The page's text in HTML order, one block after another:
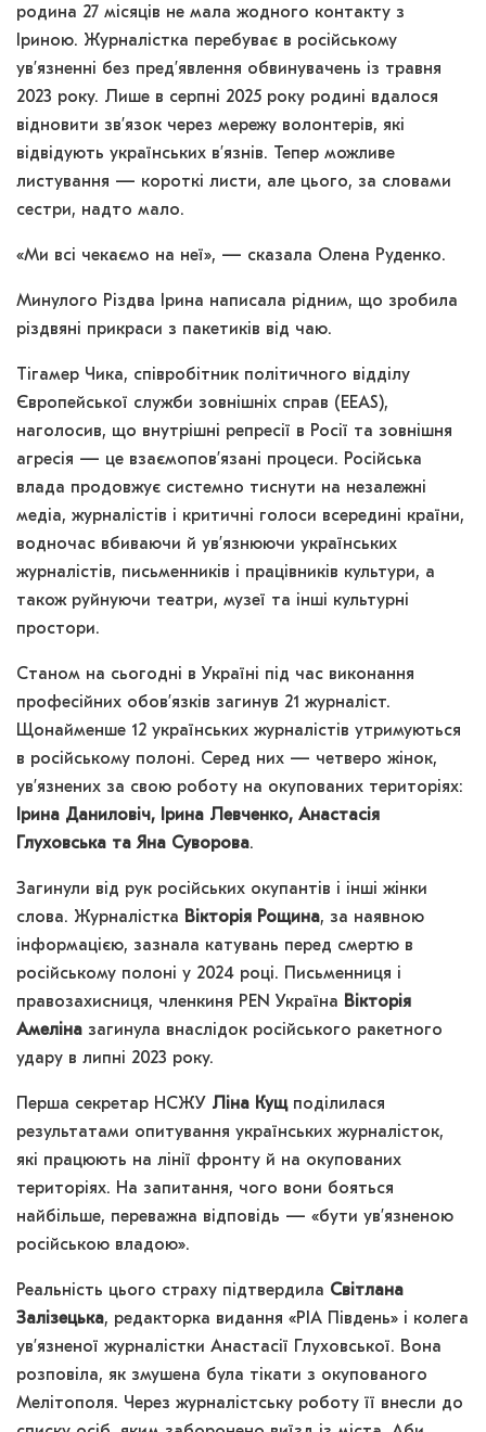
родина 27 місяців не мала жодного контакту з
Іриною. Журналістка перебуває в російському
ув’язненні без пред’явлення обвинувачень із травня
2023 року. Лише в серпні 2025 року родині вдалося
відновити зв’язок через мережу волонтерів, які
відвідують українських в’язнів. Тепер можливе
листування — короткі листи, але цього, за словами
сестри, надто мало.
«Ми всі чекаємо на неї», — сказала Олена Руденко.
Минулого Різдва Ірина написала рідним, що зробила
різдвяні прикраси з пакетиків від чаю.
Тігамер Чика, співробітник політичного відділу
Європейської служби зовнішніх справ (EEAS),
наголосив, що внутрішні репресії в Росії та зовнішня
агресія — це взаємопов’язані процеси. Російська
влада продовжує системно тиснути на незалежні
медіа, журналістів і критичні голоси всередині країни,
водночас вбиваючи й ув’язнюючи українських
журналістів, письменників і працівників культури, а
також руйнуючи театри, музеї та інші культурні
простори.
Станом на сьогодні в Україні під час виконання
професійних обов’язків загинув 21 журналіст.
Щонайменше 12 українських журналістів утримуються
в російському полоні. Серед них — четверо жінок,
ув’язнених за свою роботу на окупованих територіях:
Ірина Даниловіч, Ірина Левченко, Анастасія
Глуховська та Яна Суворова.
Загинули від рук російських окупантів і інші жінки
слова. Журналістка Вікторія Рощина, за наявною
інформацією, зазнала катувань перед смертю в
російському полоні у 2024 році. Письменниця і
правозахисниця, членкиня PEN Україна Вікторія
Амеліна загинула внаслідок російського ракетного
удару в липні 2023 року.
Перша секретар НСЖУ Ліна Кущподілилася
результатами опитування українських журналісток,
які працюють на лінії фронту й на окупованих
територіях. На запитання, чого вони бояться
найбільше, переважна відповідь — «бути ув’язненою
російською владою».
Реальність цього страху підтвердила Світлана
Залізецька, редакторка видання «РІА Південь» і колега
ув’язненої журналістки Анастасії Глуховської. Вона
розповіла, як змушена була тікати з окупованого
Мелітополя. Через журналістську роботу її внесли до